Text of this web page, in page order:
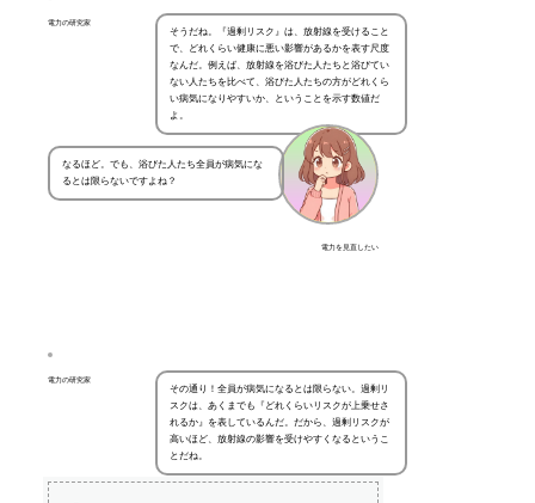
電力の研究家
そうだね。『過剰リスク』は、放射線を受けること
で、どれくらい健康に悪い影響があるかを表す尺度
なんだ。例えば、放射線を浴びた人たちと浴びてい
ない人たちを比べて、浴びた人たちの方がどれくら
い病気になりやすいか、ということを示す数値だ
よ。
電力を見直したい
なるほど。でも、浴びた人たち全員が病気にな
るとは限らないですよね？
電力の研究家
その通り！全員が病気になるとは限らない。過剰リ
スクは、あくまでも『どれくらいリスクが上乗せさ
れるか』を表しているんだ。だから、過剰リスクが
高いほど、放射線の影響を受けやすくなるというこ
とだね。